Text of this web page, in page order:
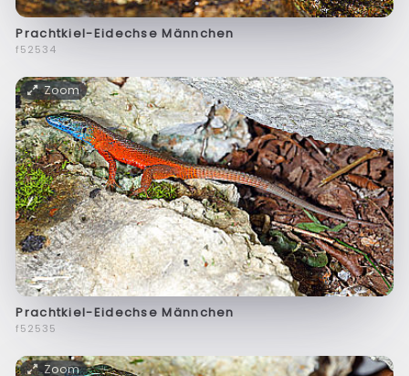
Prachtkiel-Eidechse Männchen
f52534
Zoom
Prachtkiel-Eidechse Männchen
f52535
Zoom